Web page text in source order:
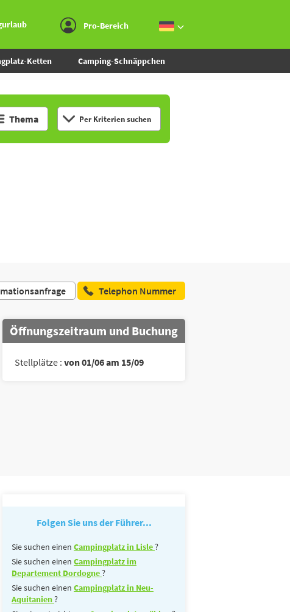
Pro-Bereich
Ketten Camping-Schnäppchen
Thema Per Kriterien suchen
Telephon Nummer
Öffnungszeitraum und Buchung
Stellplätze : von 01/06 am 15/09
Folgen Sie uns der Führer...
Sie suchen einen Campingplatz in Lisle?
Sie suchen einen Campingplatz im
Departement Dordogne?
Sie suchen einen Campingplatz in Neu-
Aquitanien?